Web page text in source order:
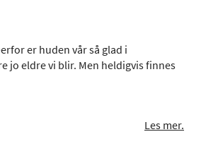
er huden vår så glad i
jo eldre vi blir. Men heldigvis finnes
Les mer.